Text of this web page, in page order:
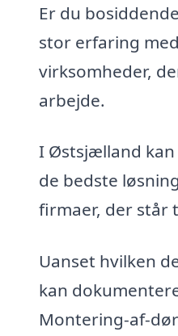
Er du
stor erfaring
virksomheder,
arbejde.
I Østsjælland kan
de bedste
firmaer, der står
Uanset hvilken
kan
Montering-af-